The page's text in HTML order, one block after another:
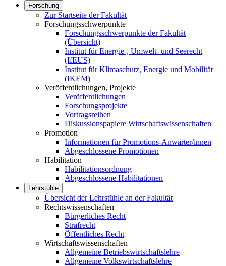
Forschung
Zur Startseite der Fakultät
Forschungsschwerpunkte
Forschungsschwerpunkte der Fakultät
(Übersicht)
Institut für Energie-, Umwelt- und Seerecht
(IfEUS)
Institut für Klimaschutz, Energie und Mobilität
(IKEM)
Veröffentlichungen, Projekte
Veröffentlichungen
Forschungsprojekte
Vortragsreihen
Diskussionspapiere Wirtschaftswissenschaften
Promotion
Informationen für Promotions-Anwärter/innen
Abgeschlossene Promotionen
Habilitation
Habilitationsordnung
Abgeschlossene Habilitationen
Lehrstühle
Übersicht der Lehrstühle an der Fakultät
Rechtswissenschaften
Bürgerliches Recht
Strafrecht
Öffentliches Recht
Wirtschaftswissenschaften
Allgemeine Betriebswirtschaftslehre
Allgemeine Volkswirtschaftslehre